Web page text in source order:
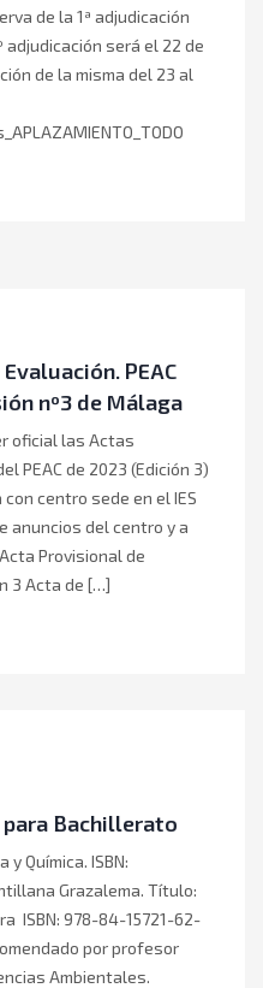
de la 1ª adjudicación
adjudicación será el 22 de
de la misma del 23 al
PEAC
nº3 de Málaga
oficial las Actas
PEAC de 2023 (Edición 3)
centro sede en el IES
anuncios del centro y a
Provisional de
3 Acta de […]
Bachillerato
y Química. ISBN:
Grazalema. Título:
ISBN: 978-84-15721-62-
por profesor
Ambientales.